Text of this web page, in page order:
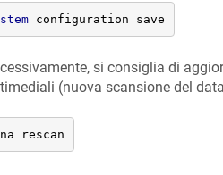
configuration save
si consiglia di
(nuova scansione del
rescan